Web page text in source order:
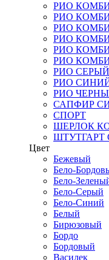
РИО
РИО
РИО
РИО
РИО
РИО
РИО СЕРЫЙ
РИО
РИО
САПФИР
СПОРТ
ШЕРЛОК
ШТУТГАРТ
Цвет
Бежевый
Бело-
Бело-
Бело-Серый
Бело-Синий
Белый
Бирюзовый
Бордо
Бордовый
Василек